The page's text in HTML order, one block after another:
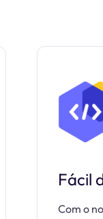
Fácil
Com o